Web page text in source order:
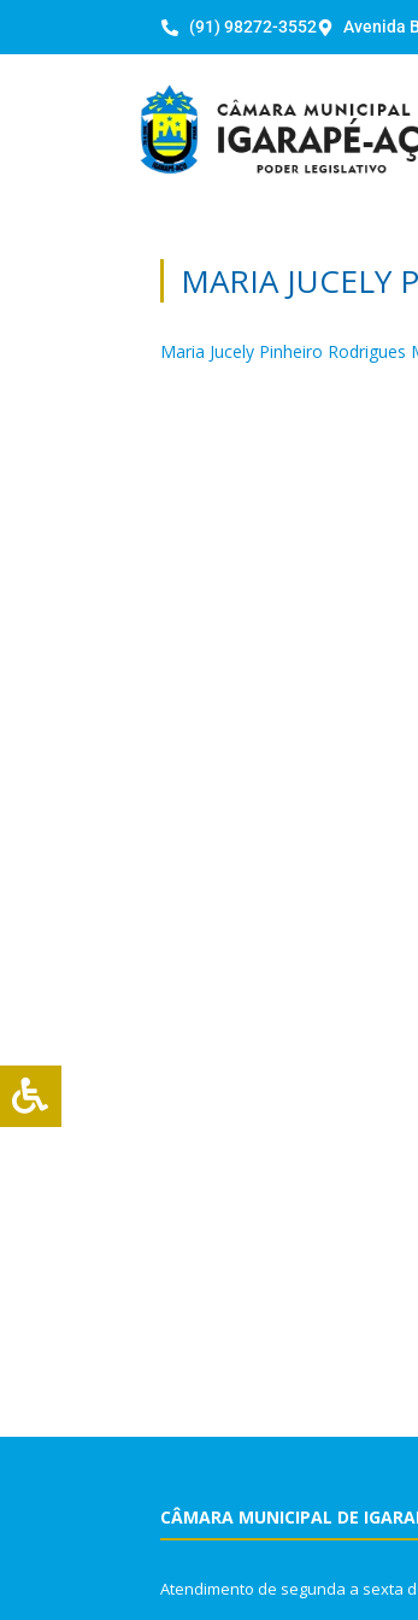
(91) 98272-3552 Avenida
MARIA JUCELY
Maria Jucely Pinheiro Rodrigues
CÂMARA MUNICIPAL DE
Atendimento de segunda a sexta